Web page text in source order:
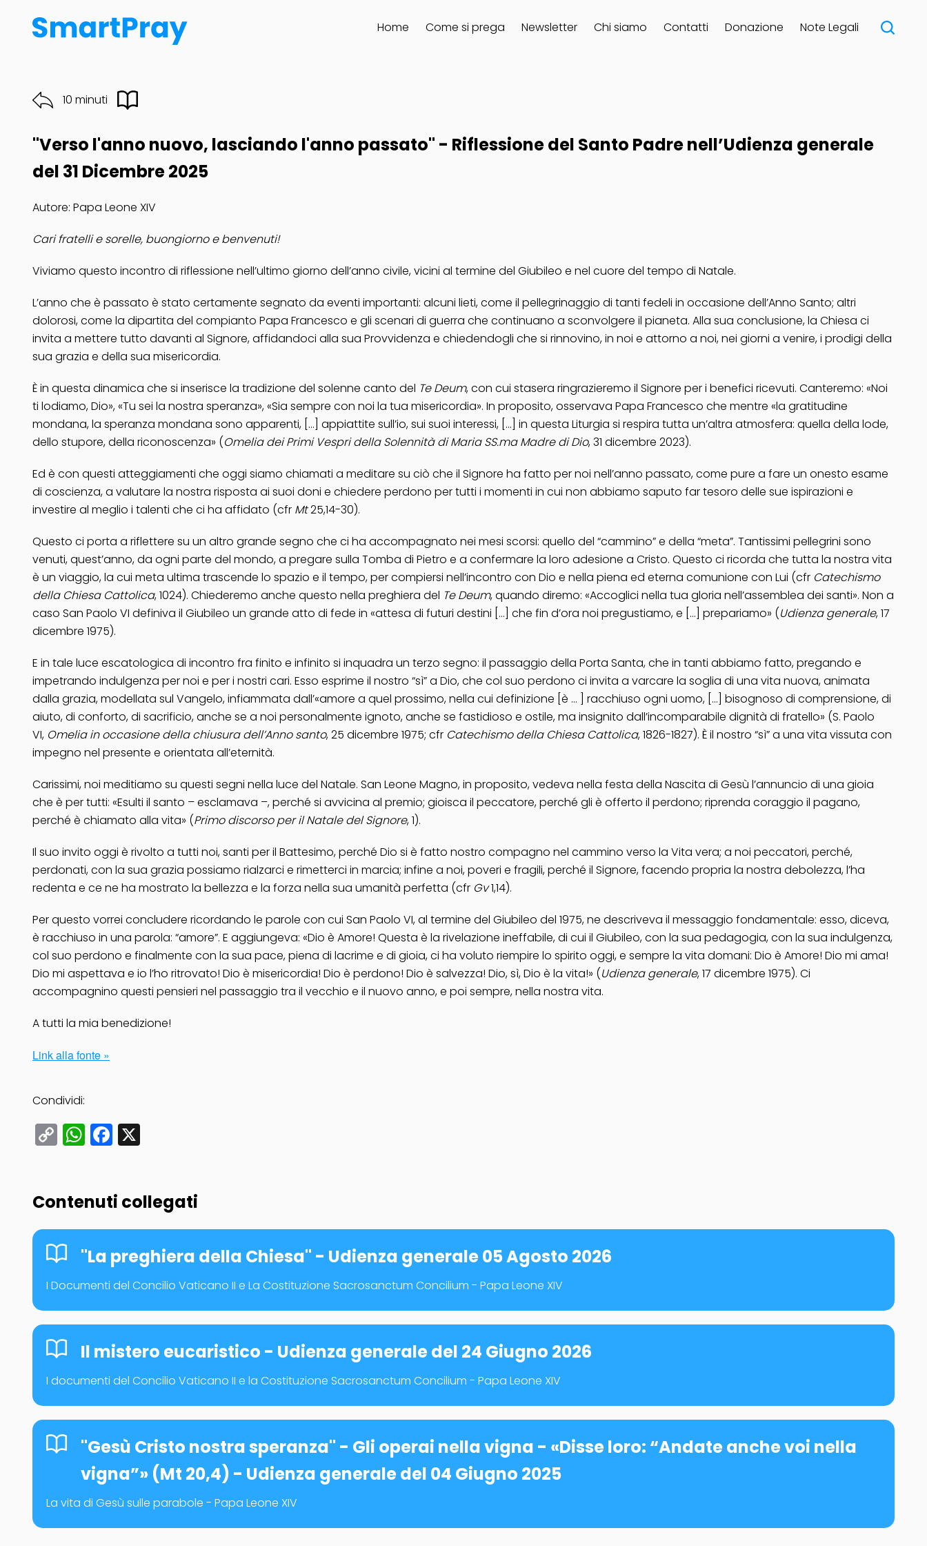
Home Come si prega Newsletter Chi siamo Contatti Donazione Note Legali
10 minuti
"Verso l'anno nuovo, lasciando l'anno passato" - Riflessione del Santo Padre nell’Udienza generale
del 31 Dicembre 2025
Autore: Papa Leone XIV
Cari fratelli e sorelle, buongiorno e benvenuti!
Viviamo questo incontro di riflessione nell’ultimo giorno dell’anno civile, vicini al termine del Giubileo e nel cuore del tempo di Natale.
L’anno che è passato è stato certamente segnato da eventi importanti: alcuni lieti, come il pellegrinaggio di tanti fedeli in occasione dell’Anno Santo; altri
dolorosi, come la dipartita del compianto Papa Francesco e gli scenari di guerra che continuano a sconvolgere il pianeta. Alla sua conclusione, la Chiesa ci
invita a mettere tutto davanti al Signore, affidandoci alla sua Provvidenza e chiedendogli che si rinnovino, in noi e attorno a noi, nei giorni a venire, i prodigi della
sua grazia e della sua misericordia.
È in questa dinamica che si inserisce la tradizione del solenne canto del Te Deum, con cui stasera ringrazieremo il Signore per i benefici ricevuti. Canteremo: «Noi
ti lodiamo, Dio», «Tu sei la nostra speranza», «Sia sempre con noi la tua misericordia». In proposito, osservava Papa Francesco che mentre «la gratitudine
mondana, la speranza mondana sono apparenti, […] appiattite sull’io, sui suoi interessi, […] in questa Liturgia si respira tutta un’altra atmosfera: quella della lode,
dello stupore, della riconoscenza» (Omelia dei Primi Vespri della Solennità di Maria SS.ma Madre di Dio, 31 dicembre 2023).
Ed è con questi atteggiamenti che oggi siamo chiamati a meditare su ciò che il Signore ha fatto per noi nell’anno passato, come pure a fare un onesto esame
di coscienza, a valutare la nostra risposta ai suoi doni e chiedere perdono per tutti i momenti in cui non abbiamo saputo far tesoro delle sue ispirazioni e
investire al meglio i talenti che ci ha affidato (cfr Mt25,14-30).
Questo ci porta a riflettere su un altro grande segno che ci ha accompagnato nei mesi scorsi: quello del “cammino” e della “meta”. Tantissimi pellegrini sono
venuti, quest’anno, da ogni parte del mondo, a pregare sulla Tomba di Pietro e a confermare la loro adesione a Cristo. Questo ci ricorda che tutta la nostra vita
è un viaggio, la cui meta ultima trascende lo spazio e il tempo, per compiersi nell’incontro con Dio e nella piena ed eterna comunione con Lui (cfr Catechismo
della Chiesa Cattolica, 1024). Chiederemo anche questo nella preghiera del Te Deum, quando diremo: «Accoglici nella tua gloria nell’assemblea dei santi». Non a
caso San Paolo VI definiva il Giubileo un grande atto di fede in «attesa di futuri destini […] che fin d’ora noi pregustiamo, e […] prepariamo» (Udienza generale, 17
dicembre 1975).
E in tale luce escatologica di incontro fra finito e infinito si inquadra un terzo segno: il passaggio della Porta Santa, che in tanti abbiamo fatto, pregando e
impetrando indulgenza per noi e per i nostri cari. Esso esprime il nostro “sì” a Dio, che col suo perdono ci invita a varcare la soglia di una vita nuova, animata
dalla grazia, modellata sul Vangelo, infiammata dall’«amore a quel prossimo, nella cui definizione [è … ] racchiuso ogni uomo, […] bisognoso di comprensione, di
aiuto, di conforto, di sacrificio, anche se a noi personalmente ignoto, anche se fastidioso e ostile, ma insignito dall’incomparabile dignità di fratello» (S. Paolo
VI, Omelia in occasione della chiusura dell’Anno santo, 25 dicembre 1975; cfr Catechismo della Chiesa Cattolica, 1826-1827). È il nostro “sì” a una vita vissuta con
impegno nel presente e orientata all’eternità.
Carissimi, noi meditiamo su questi segni nella luce del Natale. San Leone Magno, in proposito, vedeva nella festa della Nascita di Gesù l’annuncio di una gioia
che è per tutti: «Esulti il santo – esclamava –, perché si avvicina al premio; gioisca il peccatore, perché gli è offerto il perdono; riprenda coraggio il pagano,
perché è chiamato alla vita» (Primo discorso per il Natale del Signore, 1).
Il suo invito oggi è rivolto a tutti noi, santi per il Battesimo, perché Dio si è fatto nostro compagno nel cammino verso la Vita vera; a noi peccatori, perché,
perdonati, con la sua grazia possiamo rialzarci e rimetterci in marcia; infine a noi, poveri e fragili, perché il Signore, facendo propria la nostra debolezza, l’ha
redenta e ce ne ha mostrato la bellezza e la forza nella sua umanità perfetta (cfr Gv1,14).
Per questo vorrei concludere ricordando le parole con cui San Paolo VI, al termine del Giubileo del 1975, ne descriveva il messaggio fondamentale: esso, diceva,
è racchiuso in una parola: “amore”. E aggiungeva: «Dio è Amore! Questa è la rivelazione ineffabile, di cui il Giubileo, con la sua pedagogia, con la sua indulgenza,
col suo perdono e finalmente con la sua pace, piena di lacrime e di gioia, ci ha voluto riempire lo spirito oggi, e sempre la vita domani: Dio è Amore! Dio mi ama!
Dio mi aspettava e io l’ho ritrovato! Dio è misericordia! Dio è perdono! Dio è salvezza! Dio, sì, Dio è la vita!» (Udienza generale, 17 dicembre 1975). Ci
accompagnino questi pensieri nel passaggio tra il vecchio e il nuovo anno, e poi sempre, nella nostra vita.
A tutti la mia benedizione!
Link alla fonte »
Condividi:
Copy
Link
WhatsApp
Facebook
Contenuti collegati
"La preghiera della Chiesa" - Udienza generale 05 Agosto 2026
I Documenti del Concilio Vaticano II e La Costituzione Sacrosanctum Concilium - Papa Leone XIV
Il mistero eucaristico - Udienza generale del 24 Giugno 2026
I documenti del Concilio Vaticano II e la Costituzione Sacrosanctum Concilium - Papa Leone XIV
"Gesù Cristo nostra speranza" - Gli operai nella vigna - «Disse loro: “Andate anche voi nella
vigna”» (Mt 20,4) - Udienza generale del 04 Giugno 2025
La vita di Gesù sulle parabole - Papa Leone XIV